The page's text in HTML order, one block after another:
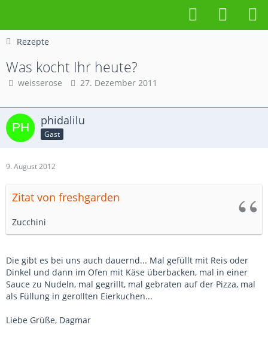
Rezepte
Was kocht Ihr heute?
weisserose 27. Dezember 2011
phidalilu
Gast
9. August 2012
Zitat von freshgarden
Zucchini
Die gibt es bei uns auch dauernd... Mal gefüllt mit Reis oder
Dinkel und dann im Ofen mit Käse überbacken, mal in einer
Sauce zu Nudeln, mal gegrillt, mal gebraten auf der Pizza, mal
als Füllung in gerollten Eierkuchen...
Liebe Grüße, Dagmar